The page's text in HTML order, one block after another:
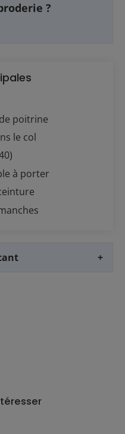
?
poitrine
le col
à porter
+